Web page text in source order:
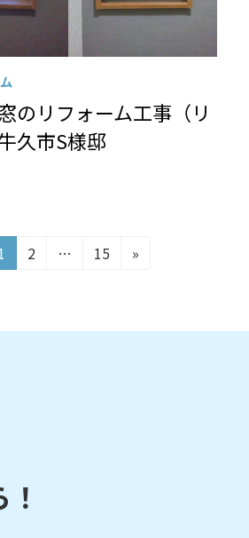
のリフォーム工事（リ
久市S様邸
固
ジ
2 …
固
ジ
15 »